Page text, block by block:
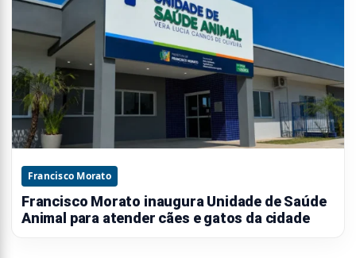
Francisco Morato
Francisco Morato inaugura Unidade de Saúde
Animal para atender cães e gatos da cidade